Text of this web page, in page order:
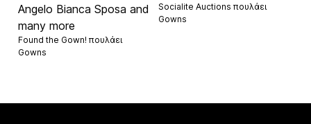
Angelo Bianca Sposa and
many more
Found the Gown! πουλάει
Gowns
Socialite Auctions πουλάει
Gowns